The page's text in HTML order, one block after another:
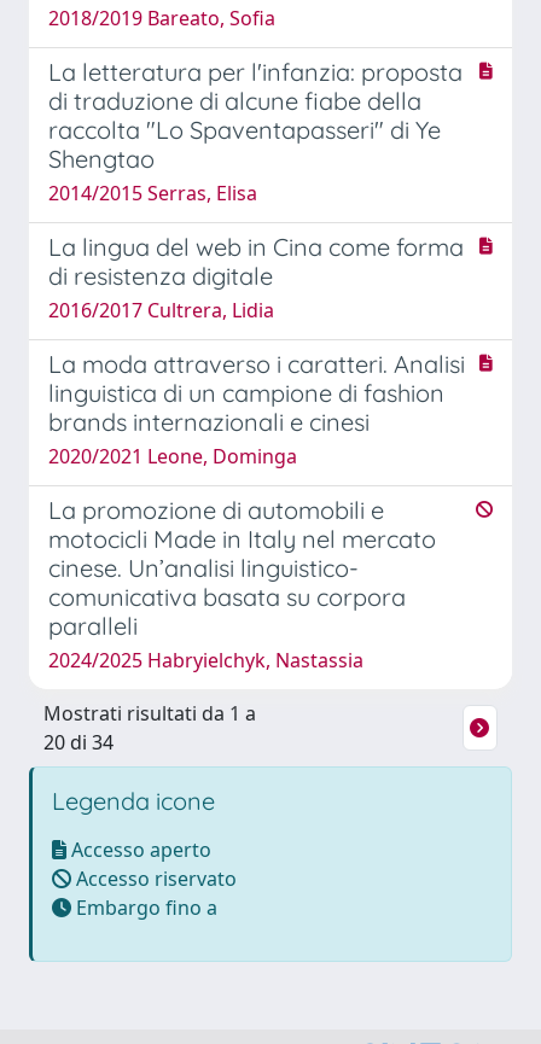
2018/2019 Bareato, Sofia
La letteratura per l'infanzia: proposta
di traduzione di alcune fiabe della
raccolta "Lo Spaventapasseri" di Ye
Shengtao
2014/2015 Serras, Elisa
La lingua del web in Cina come forma
di resistenza digitale
2016/2017 Cultrera, Lidia
La moda attraverso i caratteri. Analisi
linguistica di un campione di fashion
brands internazionali e cinesi
2020/2021 Leone, Dominga
La promozione di automobili e
motocicli Made in Italy nel mercato
cinese. Un’analisi linguistico-
comunicativa basata su corpora
paralleli
2024/2025 Habryielchyk, Nastassia
Mostrati risultati da 1 a
20 di 34
Legenda icone
Accesso aperto
Accesso riservato
Embargo fino a